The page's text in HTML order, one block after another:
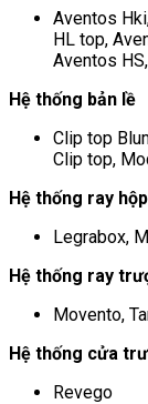
Aventos
HL top,
Aventos
Hệ thống bản lề
Clip top
Clip top,
Hệ thống ray hộp
Legrabox,
Hệ thống ray
Movento,
Hệ thống cửa
Revego